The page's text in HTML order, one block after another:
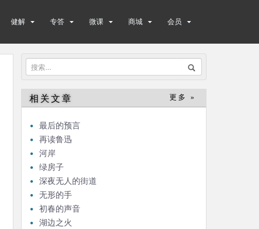
健解 专答 微课 商城 会员
搜
索：
相关文章 更多 »
最后的预言
再读鲁迅
河岸
绿房子
深夜无人的街道
无形的手
初春的声音
湖边之火